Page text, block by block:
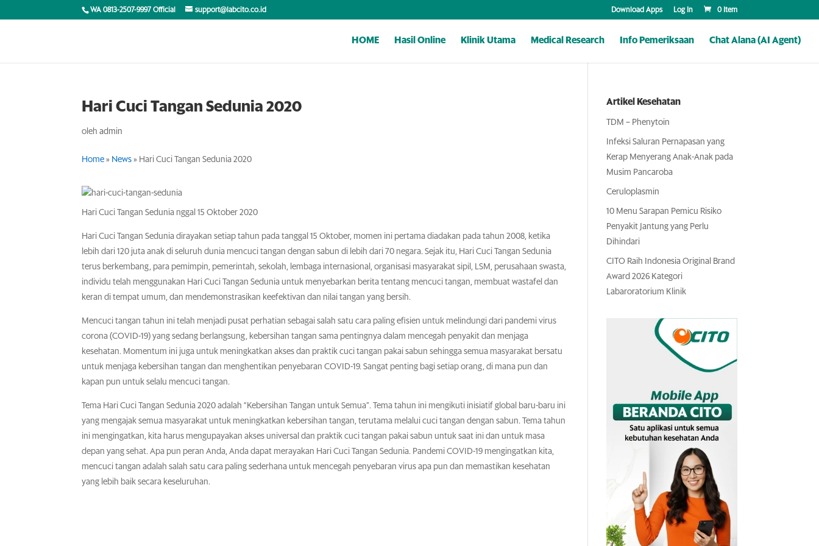
WA 0813-2507-9997 Official support@labcito.co.id Download Apps Log In 0 Item
HOME Hasil Online Klinik Utama Medical Research Info Pemeriksaan Chat Alana (AI Agent)
Hari Cuci Tangan Sedunia 2020
olehadmin
Home » News » Hari Cuci Tangan Sedunia 2020
Hari Cuci Tangan Sedunia nggal 15 Oktober 2020
Hari Cuci Tangan Sedunia dirayakan setiap tahun pada tanggal 15 Oktober, momen ini pertama diadakan pada tahun 2008, ketika
lebih dari 120 juta anak di seluruh dunia mencuci tangan dengan sabun di lebih dari 70 negara. Sejak itu, Hari Cuci Tangan Sedunia
terus berkembang, para pemimpin, pemerintah, sekolah, lembaga internasional, organisasi masyarakat sipil, LSM, perusahaan swasta,
individu telah menggunakan Hari Cuci Tangan Sedunia untuk menyebarkan berita tentang mencuci tangan, membuat wastafel dan
keran di tempat umum, dan mendemonstrasikan keefektivan dan nilai tangan yang bersih.
Mencuci tangan tahun ini telah menjadi pusat perhatian sebagai salah satu cara paling efisien untuk melindungi dari pandemi virus
corona (COVID-19) yang sedang berlangsung, kebersihan tangan sama pentingnya dalam mencegah penyakit dan menjaga
kesehatan. Momentum ini juga untuk meningkatkan akses dan praktik cuci tangan pakai sabun sehingga semua masyarakat bersatu
untuk menjaga kebersihan tangan dan menghentikan penyebaran COVID-19. Sangat penting bagi setiap orang, di mana pun dan
kapan pun untuk selalu mencuci tangan.
Tema Hari Cuci Tangan Sedunia 2020 adalah “Kebersihan Tangan untuk Semua”. Tema tahun ini mengikuti inisiatif global baru-baru ini
yang mengajak semua masyarakat untuk meningkatkan kebersihan tangan, terutama melalui cuci tangan dengan sabun. Tema tahun
ini mengingatkan, kita harus mengupayakan akses universal dan praktik cuci tangan pakai sabun untuk saat ini dan untuk masa
depan yang sehat. Apa pun peran Anda, Anda dapat merayakan Hari Cuci Tangan Sedunia. Pandemi COVID-19 mengingatkan kita,
mencuci tangan adalah salah satu cara paling sederhana untuk mencegah penyebaran virus apa pun dan memastikan kesehatan
yang lebih baik secara keseluruhan.
Artikel Kesehatan
TDM – Phenytoin
Infeksi Saluran Pernapasan yang
Kerap Menyerang Anak-Anak pada
Musim Pancaroba
Ceruloplasmin
10 Menu Sarapan Pemicu Risiko
Penyakit Jantung yang Perlu
Dihindari
CITO Raih Indonesia Original Brand
Award 2026 Kategori
Labaroratorium Klinik